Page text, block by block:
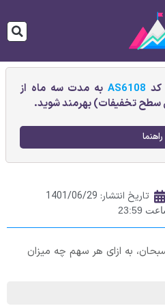
کد AS6108به مدت سه ماه از
سطح تخفیفات) بهرمند شوید.
راهنما
تاریخ انتشار: 1401/06/29
به ازای هر سهم چه میزان